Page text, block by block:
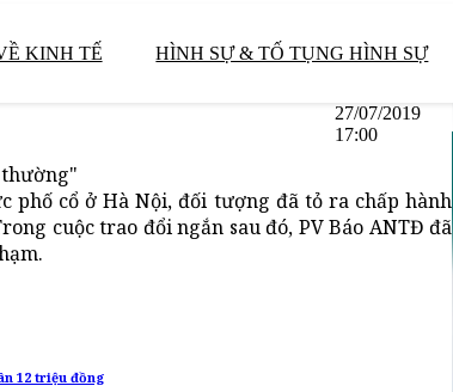
KINH TẾ HÌNH SỰ & TỐ TỤNG HÌNH SỰ
27/07/2019
17:00
phố cổ ở Hà Nội, đối tượng đã tỏ ra chấp hành
cuộc trao đổi ngắn sau đó, PV Báo ANTĐ đã
12 triệu đồng